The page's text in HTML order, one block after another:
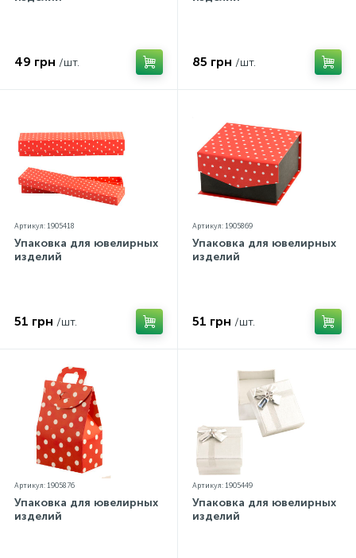
49 грн /шт. 85 грн /шт.
Артикул: 1905418
Упаковка для ювелирных
изделий
51 грн /шт.
Артикул: 1905869
Упаковка для ювелирных
изделий
51 грн /шт.
Артикул: 1905876
Упаковка для ювелирных
изделий
Артикул: 1905449
Упаковка для ювелирных
изделий
Серебряные цепочки
Серебряные сувениры